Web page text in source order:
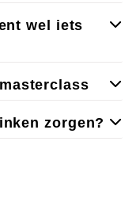
wel iets
zorgen?